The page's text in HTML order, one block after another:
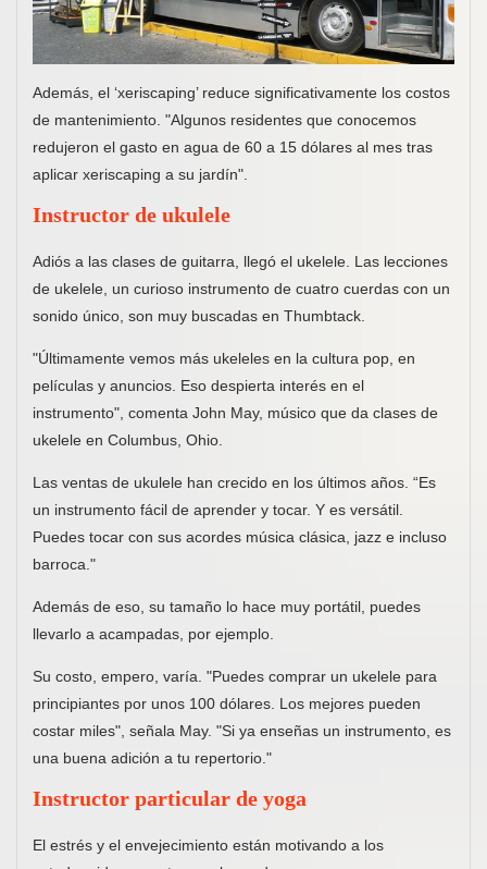
Además, el ‘xeriscaping’ reduce significativamente los costos
de mantenimiento. "Algunos residentes que conocemos
redujeron el gasto en agua de 60 a 15 dólares al mes tras
aplicar xeriscaping a su jardín".
Instructor de ukulele
Adiós a las clases de guitarra, llegó el ukelele. Las lecciones
de ukelele, un curioso instrumento de cuatro cuerdas con un
sonido único, son muy buscadas en Thumbtack.
"Últimamente vemos más ukeleles en la cultura pop, en
películas y anuncios. Eso despierta interés en el
instrumento", comenta John May, músico que da clases de
ukelele en Columbus, Ohio.
Las ventas de ukulele han crecido en los últimos años. “Es
un instrumento fácil de aprender y tocar. Y es versátil.
Puedes tocar con sus acordes música clásica, jazz e incluso
barroca."
Además de eso, su tamaño lo hace muy portátil, puedes
llevarlo a acampadas, por ejemplo.
Su costo, empero, varía. "Puedes comprar un ukelele para
principiantes por unos 100 dólares. Los mejores pueden
costar miles", señala May. "Si ya enseñas un instrumento, es
una buena adición a tu repertorio."
Instructor particular de yoga
El estrés y el envejecimiento están motivando a los